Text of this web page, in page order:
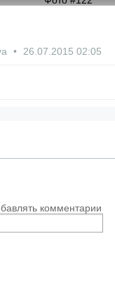
26.07.2015 02:05
комментарии